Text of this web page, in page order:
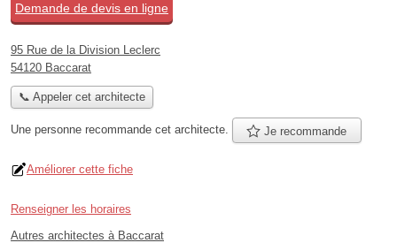
Demande de devis en ligne
95 Rue de la Division Leclerc
54120 Baccarat
📞 Appeler cet architecte
Une personne recommande cet architecte. Je recommande
Améliorer cette fiche
Renseigner les horaires
Autres architectes à Baccarat